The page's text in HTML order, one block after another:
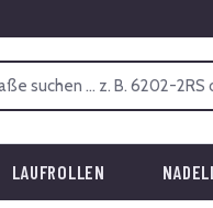
LAUFROLLEN